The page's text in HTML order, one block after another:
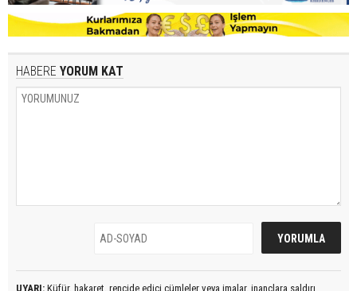
HABERE YORUM KAT
UYARI: Küfür, hakaret, rencide edici cümleler veya imalar, inançlara saldırı